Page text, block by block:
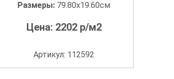
Размеры: 79.80x19.60см
Цена: 2202р/м2
Артикул: 112592